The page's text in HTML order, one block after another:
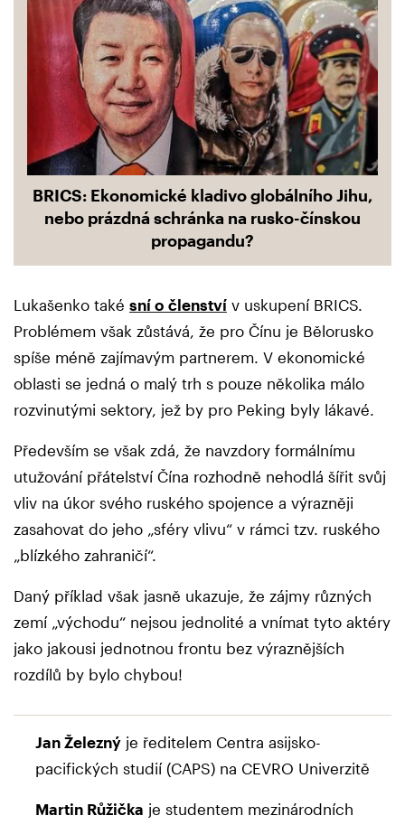
BRICS: Ekonomické kladivo globálního Jihu,
nebo prázdná schránka na rusko-čínskou
propagandu?
Lukašenko také sní o členství v uskupení BRICS.
Problémem však zůstává, že pro Čínu je Bělorusko
spíše méně zajímavým partnerem. V ekonomické
oblasti se jedná o malý trh s pouze několika málo
rozvinutými sektory, jež by pro Peking byly lákavé.
Především se však zdá, že navzdory formálnímu
utužování přátelství Čína rozhodně nehodlá šířit svůj
vliv na úkor svého ruského spojence a výrazněji
zasahovat do jeho „sféry vlivu“ v rámci tzv. ruského
„blízkého zahraničí“.
Daný příklad však jasně ukazuje, že zájmy různých
zemí „východu“ nejsou jednolité a vnímat tyto aktéry
jako jakousi jednotnou frontu bez výraznějších
rozdílů by bylo chybou!
Jan Železný je ředitelem Centra asijsko-
pacifických studií (CAPS) na CEVRO Univerzitě
Martin Růžička je studentem mezinárodních